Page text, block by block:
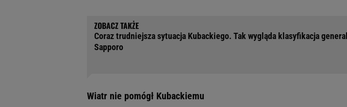
Coraz trudniejsza sytuacja Kubackiego. Tak wygląda klasyfikacja
Sapporo
Wiatr nie pomógł Kubackiemu